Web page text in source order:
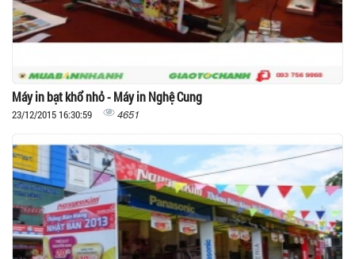
Máy in bạt khổ nhỏ - Máy in Nghệ Cung
23/12/2015 16:30:59 4651